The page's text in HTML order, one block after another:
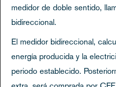
medidor de doble sentido,
bidireccional.
El medidor bidireccional,
energía producida y la
periodo establecido.